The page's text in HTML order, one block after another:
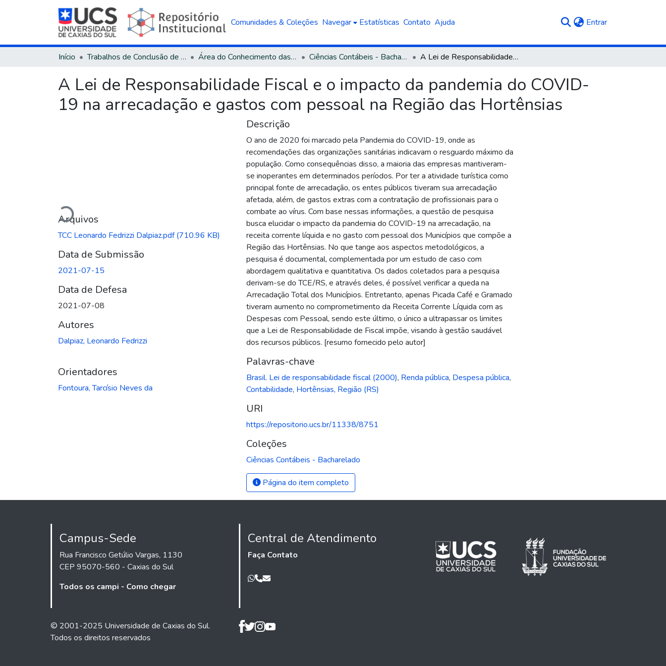
Comunidades & Coleções Navegar Estatísticas Contato Ajuda Entrar(current)
Início Trabalhos de Conclusão de Curso Área do Conhecimento das Ciências Sociais Aplicadas Ciências Contábeis - Bacharelado A Lei de Responsabilidade Fiscal e o impacto da pandemia do COVID-19 na arrecadação e gastos com pessoal na Região das Hortênsias
A Lei de Responsabilidade Fiscal e o impacto da pandemia do COVID-
19 na arrecadação e gastos com pessoal na Região das Hortênsias
Carregando...
Arquivos
TCC Leonardo Fedrizzi Dalpiaz.pdf(710.96 KB)
Data de Submissão
2021-07-15
Data de Defesa
2021-07-08
Autores
Dalpiaz, Leonardo Fedrizzi
Orientadores
Fontoura, Tarcísio Neves da
Descrição
O ano de 2020 foi marcado pela Pandemia do COVID-19, onde as
recomendações das organizações sanitárias indicavam o resguardo máximo da
população. Como consequências disso, a maioria das empresas mantiveram-
se inoperantes em determinados períodos. Por ter a atividade turística como
principal fonte de arrecadação, os entes públicos tiveram sua arrecadação
afetada, além, de gastos extras com a contratação de profissionais para o
combate ao vírus. Com base nessas informações, a questão de pesquisa
busca elucidar o impacto da pandemia do COVID-19 na arrecadação, na
receita corrente líquida e no gasto com pessoal dos Municípios que compõe a
Região das Hortênsias. No que tange aos aspectos metodológicos, a
pesquisa é documental, complementada por um estudo de caso com
abordagem qualitativa e quantitativa. Os dados coletados para a pesquisa
derivam-se do TCE/RS, e através deles, é possível verificar a queda na
Arrecadação Total dos Municípios. Entretanto, apenas Picada Café e Gramado
tiveram aumento no comprometimento da Receita Corrente Líquida com as
Despesas com Pessoal, sendo este último, o único a ultrapassar os limites
que a Lei de Responsabilidade de Fiscal impõe, visando à gestão saudável
dos recursos públicos. [resumo fornecido pelo autor]
Palavras-chave
Brasil. Lei de responsabilidade fiscal (2000), Renda pública, Despesa pública,
Contabilidade, Hortênsias, Região (RS)
URI
https://repositorio.ucs.br/11338/8751
Coleções
Ciências Contábeis - Bacharelado
Página do item completo
Campus-Sede
Rua Francisco Getúlio Vargas, 1130
CEP 95070-560 - Caxias do Sul
Todos os campi - Como chegar
Central de Atendimento
Faça Contato
© 2001-2025 Universidade de Caxias do Sul.
Todos os direitos reservados